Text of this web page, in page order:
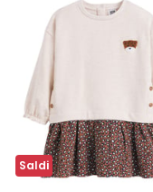
sconto
applicato.
Saldi